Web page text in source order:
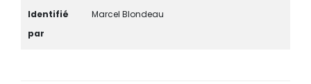
Identifié
par
Marcel Blondeau